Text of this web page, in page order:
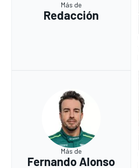
Más de
Redacción
Más de
Fernando Alonso